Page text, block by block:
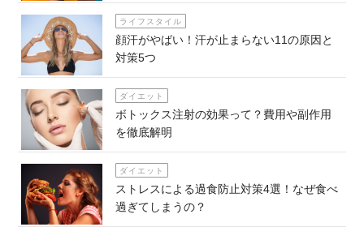
ライフスタイル
顔汗がやばい！汗が止まらない11の原因と
対策5つ
ダイエット
ボトックス注射の効果って？費用や副作用
を徹底解明
ダイエット
ストレスによる過食防止対策4選！なぜ食べ
過ぎてしまうの？